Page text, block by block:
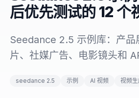
后优先测试的 12 个
Seedance 2.5 示例库：产品
片、社媒广告、电影镜头和
seedance 2.5 示例 AI 视频 视频